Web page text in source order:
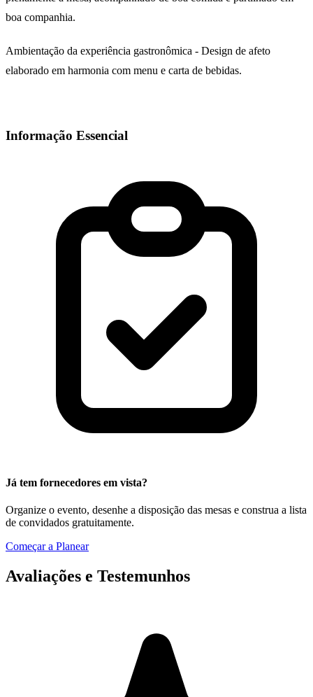
boa companhia.
Ambientação da experiência gastronômica - Design de afeto
elaborado em harmonia com menu e carta de bebidas.
Informação Essencial
Já tem fornecedores em vista?
Organize o evento, desenhe a disposição das mesas e construa a lista
de convidados gratuitamente.
Começar a Planear
Avaliações e Testemunhos